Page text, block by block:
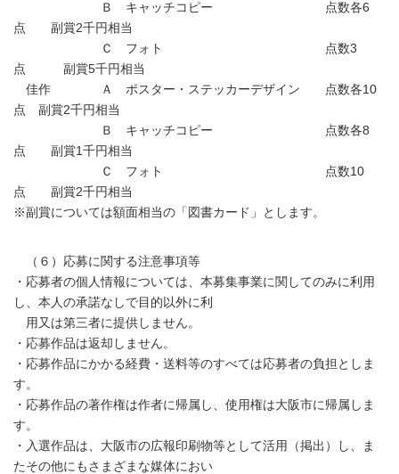
Ｂ キャッチコピー 点数各6
点 副賞2千円相当
Ｃ フォト 点数3
点 副賞5千円相当
佳作 Ａ ポスター・ステッカーデザイン 点数各10
点 副賞2千円相当
Ｂ キャッチコピー 点数各8
点 副賞1千円相当
Ｃ フォト 点数10
点 副賞2千円相当
※副賞については額面相当の「図書カード」とします。
（６）応募に関する注意事項等
・応募者の個人情報については、本募集事業に関してのみに利用
し、本人の承諾なしで目的以外に利
用又は第三者に提供しません。
・応募作品は返却しません。
・応募作品にかかる経費・送料等のすべては応募者の負担としま
す。
・応募作品の著作権は作者に帰属し、使用権は大阪市に帰属しま
す。
・入選作品は、大阪市の広報印刷物等として活用（掲出）し、ま
たその他にもさまざまな媒体におい